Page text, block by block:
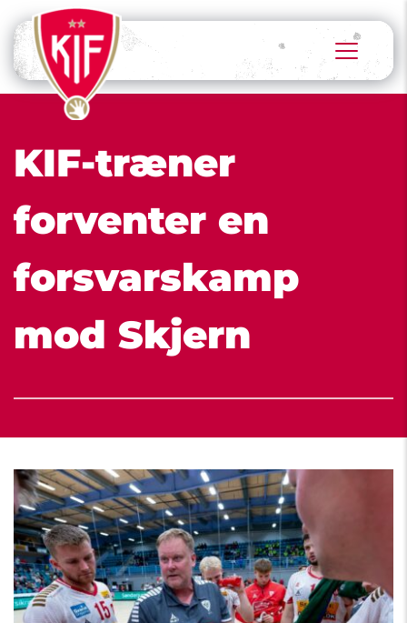
KIF-træner
forventer en
forsvarskamp
mod Skjern